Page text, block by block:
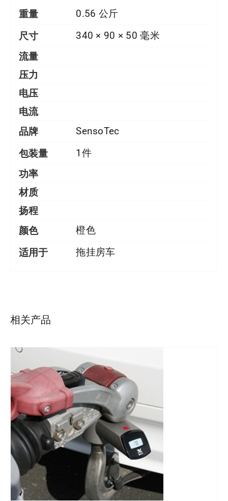
重量 0.56 公斤
尺寸 340 × 90 × 50 毫米
流量
压力
电压
电流
品牌
SensoTec
包装量 1件
功率
材质
扬程
颜色
橙色
适用于 拖挂房车
相关产品